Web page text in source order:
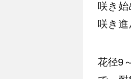
咲き
咲き
花径9